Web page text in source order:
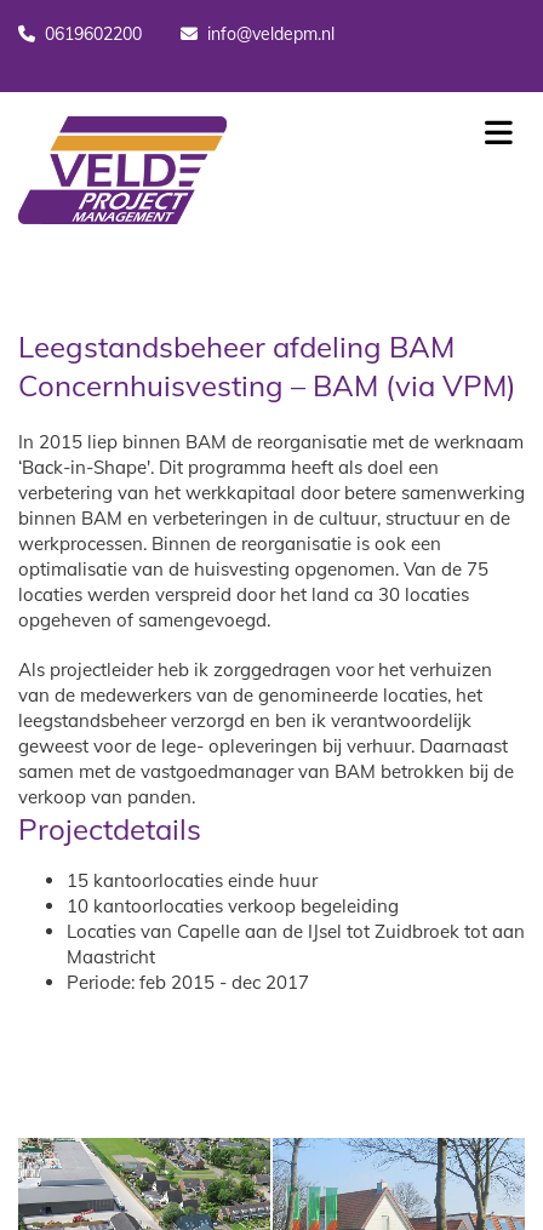
 0619602200  info@veldepm.nl
Leegstandsbeheer afdeling BAM
Concernhuisvesting – BAM (via VPM)
In 2015 liep binnen BAM de reorganisatie met de werknaam
‘Back-in-Shape'. Dit programma heeft als doel een
verbetering van het werkkapitaal door betere samenwerking
binnen BAM en verbeteringen in de cultuur, structuur en de
werkprocessen. Binnen de reorganisatie is ook een
optimalisatie van de huisvesting opgenomen. Van de 75
locaties werden verspreid door het land ca 30 locaties
opgeheven of samengevoegd.
Als projectleider heb ik zorggedragen voor het verhuizen
van de medewerkers van de genomineerde locaties, het
leegstandsbeheer verzorgd en ben ik verantwoordelijk
geweest voor de lege- opleveringen bij verhuur. Daarnaast
samen met de vastgoedmanager van BAM betrokken bij de
verkoop van panden.
Projectdetails
15 kantoorlocaties einde huur
10 kantoorlocaties verkoop begeleiding
Locaties van Capelle aan de IJsel tot Zuidbroek tot aan
Maastricht
Periode: feb 2015 - dec 2017